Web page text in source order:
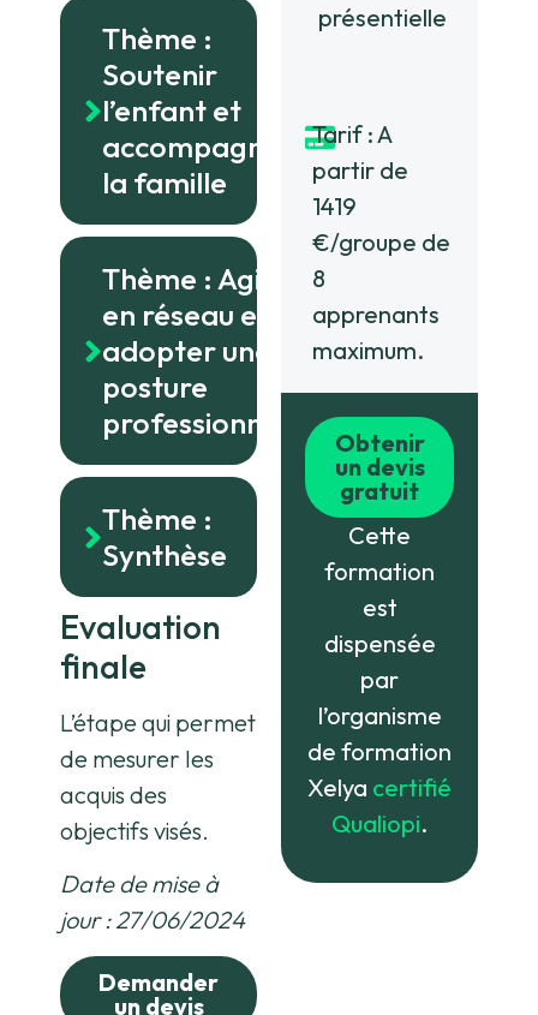
Thème :
Soutenir
l’enfant et
accompagner
la famille
Thème : Agir
en réseau et
adopter une
posture
professionnelle
Thème :
Synthèse
Evaluation
finale
L’étape qui permet
de mesurer les
acquis des
objectifs visés.
Date de mise à
jour : 27/06/2024
Demander
un devis
présentielle
Tarif : A
partir de
1419
€/groupe de
8
apprenants
maximum.
Obtenir
un devis
gratuit
Cette
formation
est
dispensée
par
l’organisme
de formation
Xelya certifié
Qualiopi.